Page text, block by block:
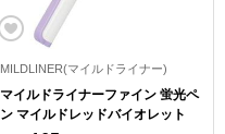
MILDLINER(マイルドライナー)
マイルドライナーファイン 蛍光ペ
ン マイルドレッドバイオレット